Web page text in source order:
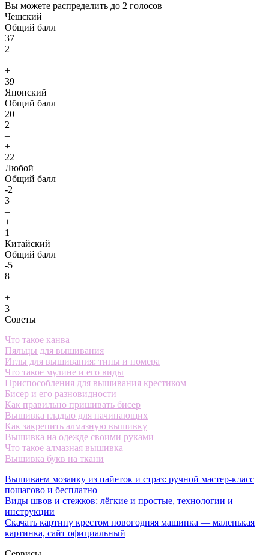
Вы можете распределить до 2 голосов
Чешский
Общий балл
37
2
–
+
39
Японский
Общий балл
20
2
–
+
22
Любой
Общий балл
-2
3
–
+
1
Китайский
Общий балл
-5
8
–
+
3
Советы
Что такое канва
Пяльцы для вышивания
Иглы для вышивания: типы и номера
Что такое мулине и его виды
Приспособления для вышивания крестиком
Бисер и его разновидности
Как правильно пришивать бисер
Вышивка гладью для начинающих
Как закрепить алмазную вышивку
Вышивка на одежде своими руками
Что такое алмазная вышивка
Вышивка букв на ткани
Вышиваем мозаику из пайеток и страз: ручной мастер-класс
пошагово и бесплатно
Виды швов и стежков: лёгкие и простые, технологии и
инструкции
Скачать картину крестом новогодняя машинка — маленькая
картинка, сайт официальный